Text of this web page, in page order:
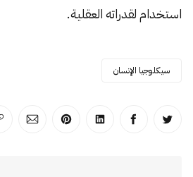
استخدام لقدراته العقلية.
سيكلوجيا الإنسان
انشر على تويترانشر على الفيسبوك
انشر على لينكد إن
انشر علىانشر